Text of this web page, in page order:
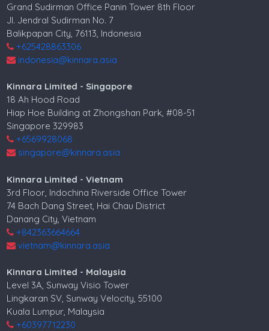
Grand Sudirman Office Panin Tower 8th Floor
Jl. Jendral Sudirman No. 7
Balikpapan City, 76113, Indonesia
+625428863306
indonesia@kinnara.asia
Kinnara Limited - Singapore
18 Ah Hood Road
Hiap Hoe Building at Zhongshan Park, #08-51
Singapore 329983
+6569928068
singapore@kinnara.asia
Kinnara Limited - Vietnam
3rd Floor, Indochina Riverside Office Tower
74 Bach Dang Street, Hai Chau District
Danang City, Vietnam
+842363664664
vietnam@kinnara.asia
Kinnara Limited - Malaysia
Level 3A, Sunway Visio Tower
Lingkaran SV, Sunway Velocity, 55100
Kuala Lumpur, Malaysia
+60397712230